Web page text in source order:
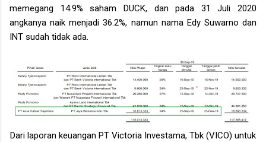
memegang 14.9% saham DUCK, dan pada 31 Juli 2020
angkanya naik menjadi 36.2%, namun nama Edy Suwarno dan
INT sudah tidak ada.
Dari laporan keuangan PT Victoria Investama, Tbk (VICO) untuk